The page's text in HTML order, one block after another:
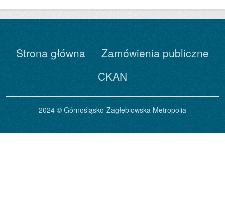
Strona główna
Zamówienia publiczne
CKAN
2024 © Górnośląsko-Zagłębiowska Metropolia